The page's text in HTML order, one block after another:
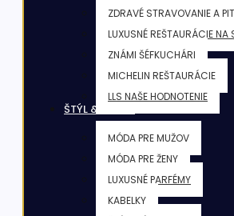
ZDRAVÉ STRAVOVANIE A
LUXUSNÉ REŠTAURÁCIE NA
ZNÁMI ŠÉFKUCHÁRI
MICHELIN REŠTAURÁCIE
LLS NAŠE HODNOTENIE
ŠTÝL & KRÁSA
MÓDA PRE MUŽOV
MÓDA PRE ŽENY
LUXUSNÉ PARFÉMY
KABELKY